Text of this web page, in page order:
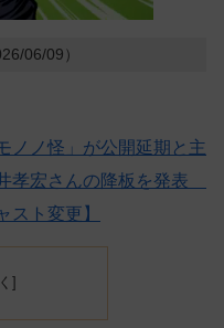
06/09）
ノノ怪」が公開延期と主
孝宏さんの降板を発表
スト変更】